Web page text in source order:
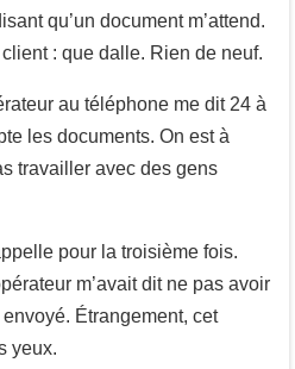
qu’un document m’attend.
: que dalle. Rien de neuf.
au téléphone me dit 24 à
les documents. On est à
travailler avec des gens
pour la troisième fois.
m’avait dit ne pas avoir
Étrangement, cet
yeux.